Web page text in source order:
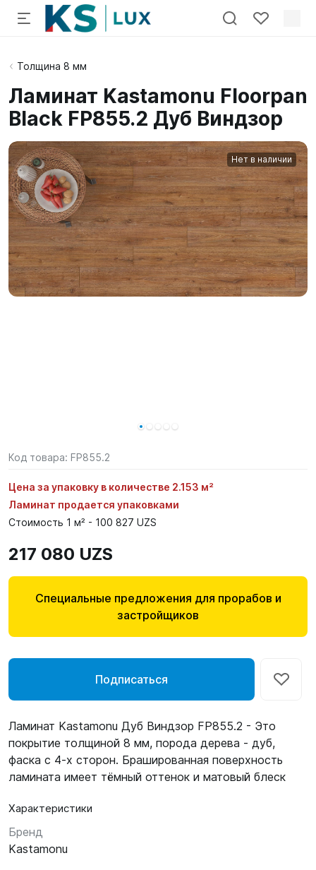
Толщина 8 мм
Ламинат Kastamonu Floorpan
Black FP855.2 Дуб Виндзор
Нет в наличии
Код товара: FP855.2
Цена за упаковку в количестве 2.153 м²
Ламинат продается упаковками
Стоимость 1 м² - 100 827 UZS
217 080 UZS
Специальные предложения для прорабов и
застройщиков
Подписаться
Ламинат Kastamonu Дуб Виндзор FP855.2 - Это
покрытие толщиной 8 мм, порода дерева - дуб,
фаска с 4-х сторон. Брашированная поверхность
ламината имеет тёмный оттенок и матовый блеск
Характеристики
Бренд
Kastamonu